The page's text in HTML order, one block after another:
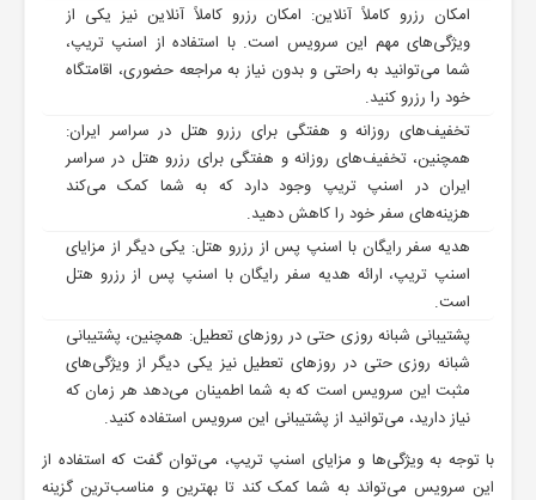
امکان رزرو کاملاً آنلاین: امکان رزرو کاملاً آنلاین نیز یکی از
ویژگی‌های مهم این سرویس است. با استفاده از اسنپ تریپ،
شما می‌توانید به راحتی و بدون نیاز به مراجعه حضوری، اقامتگاه
خود را رزرو کنید.
تخفیف‌های روزانه و هفتگی برای رزرو هتل در سراسر ایران:
همچنین، تخفیف‌های روزانه و هفتگی برای رزرو هتل در سراسر
ایران در اسنپ تریپ وجود دارد که به شما کمک می‌کند
هزینه‌های سفر خود را کاهش دهید.
هدیه سفر رایگان با اسنپ پس از رزرو هتل: یکی دیگر از مزایای
اسنپ تریپ، ارائه هدیه سفر رایگان با اسنپ پس از رزرو هتل
است.
پشتیبانی شبانه روزی حتی در روزهای تعطیل: همچنین، پشتیبانی
شبانه روزی حتی در روزهای تعطیل نیز یکی دیگر از ویژگی‌های
مثبت این سرویس است که به شما اطمینان می‌دهد هر زمان که
نیاز دارید، می‌توانید از پشتیبانی این سرویس استفاده کنید.
با توجه به ویژگی‌ها و مزایای اسنپ تریپ، می‌توان گفت که استفاده از
این سرویس می‌تواند به شما کمک کند تا بهترین و مناسب‌ترین گزینه